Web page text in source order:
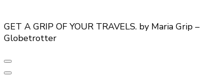
GET A GRIP OF YOUR TRAVELS. by Maria Grip –
Globetrotter